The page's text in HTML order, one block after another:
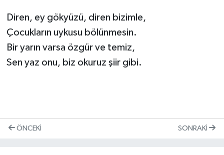
Diren, ey gökyüzü, diren bizimle,
Çocukların uykusu bölünmesin.
Bir yarın varsa özgür ve temiz,
Sen yaz onu, biz okuruz şiir gibi.
ÖNCEKI SONRAKI